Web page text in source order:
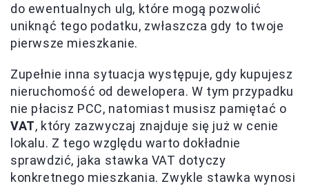
do ewentualnych ulg, które mogą pozwolić
uniknąć tego podatku, zwłaszcza gdy to twoje
pierwsze mieszkanie.
Zupełnie inna sytuacja występuje, gdy kupujesz
nieruchomość od dewelopera. W tym przypadku
nie płacisz PCC, natomiast musisz pamiętać o
VAT, który zazwyczaj znajduje się już w cenie
lokalu. Z tego względu warto dokładnie
sprawdzić, jaka stawka VAT dotyczy
konkretnego mieszkania. Zwykle stawka wynosi